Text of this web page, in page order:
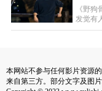
——陈
往里冲
《野
发觉有
别再让
有时又
样。会
恋爱
本网站不参与任何影片资源
来自第三方。部分文字及图